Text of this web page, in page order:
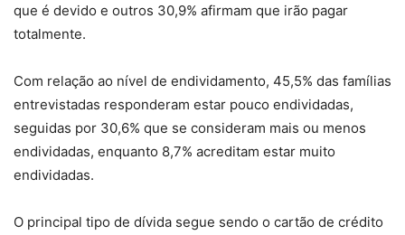
que é devido e outros 30,9% afirmam que irão pagar
totalmente.
Com relação ao nível de endividamento, 45,5% das famílias
entrevistadas responderam estar pouco endividadas,
seguidas por 30,6% que se consideram mais ou menos
endividadas, enquanto 8,7% acreditam estar muito
endividadas.
O principal tipo de dívida segue sendo o cartão de crédito